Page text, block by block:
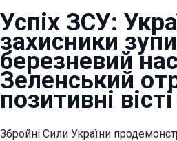
Успіх ЗСУ:
захисники
березневий
Зеленський
позитивні
Збройні Сили України